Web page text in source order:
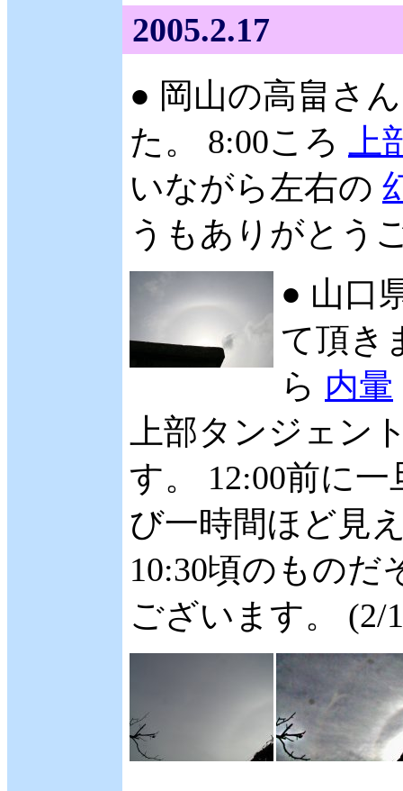
2005.2.17
● 岡山の高畠さ
た。 8:00ころ 上
いながら左右の
うもありがとう
● 山口
て頂き
ら 内暈
上部タンジェン
す。 12:00前に
び一時間ほど見
10:30頃のもの
ございます。 (2/